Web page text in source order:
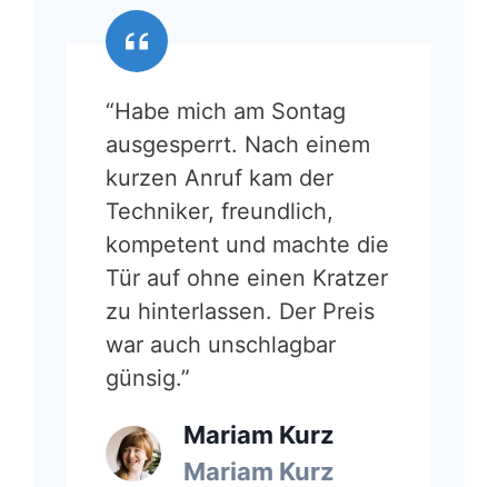
“Habe mich am Sontag
ausgesperrt. Nach einem
kurzen Anruf kam der
Techniker, freundlich,
kompetent und machte die
Tür auf ohne einen Kratzer
zu hinterlassen. Der Preis
war auch unschlagbar
günsig.”
Mariam Kurz
Mariam Kurz